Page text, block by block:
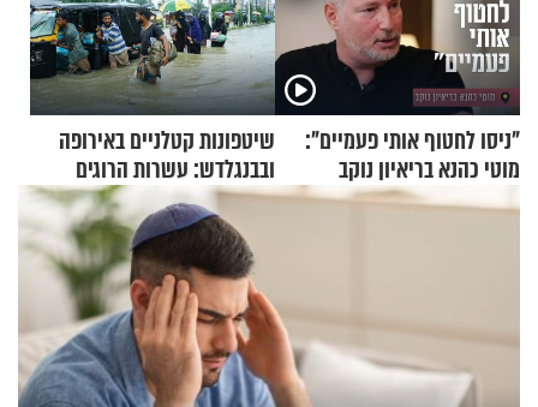
"ניסו לחטוף אותי פעמיים":
מוטי כהנא בריאיון נוקב
שיטפונות קטלניים באירופה
ובבנגלדש: עשרות הרוגים
ומיליון נפגעים